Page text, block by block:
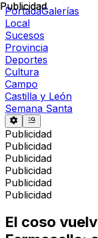
PortadaGalerías
Local
Sucesos
Provincia
Deportes
Cultura
Campo
Castilla y León
Semana Santa
Publicidad
Publicidad
Publicidad
Publicidad
Publicidad
Publicidad
Publicidad
El coso
Publicidad